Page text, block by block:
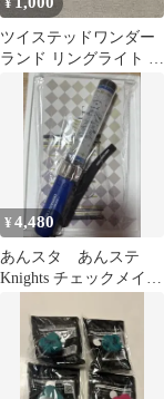
¥
ツイステッドワンダー
ランド リングライト リ
リア・ヴァンルージュ
¥4,480
あんスタ あんステ
Knights チェックメイト